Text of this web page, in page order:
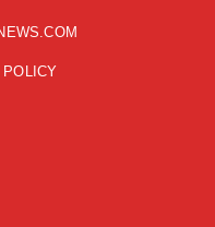
POLICY